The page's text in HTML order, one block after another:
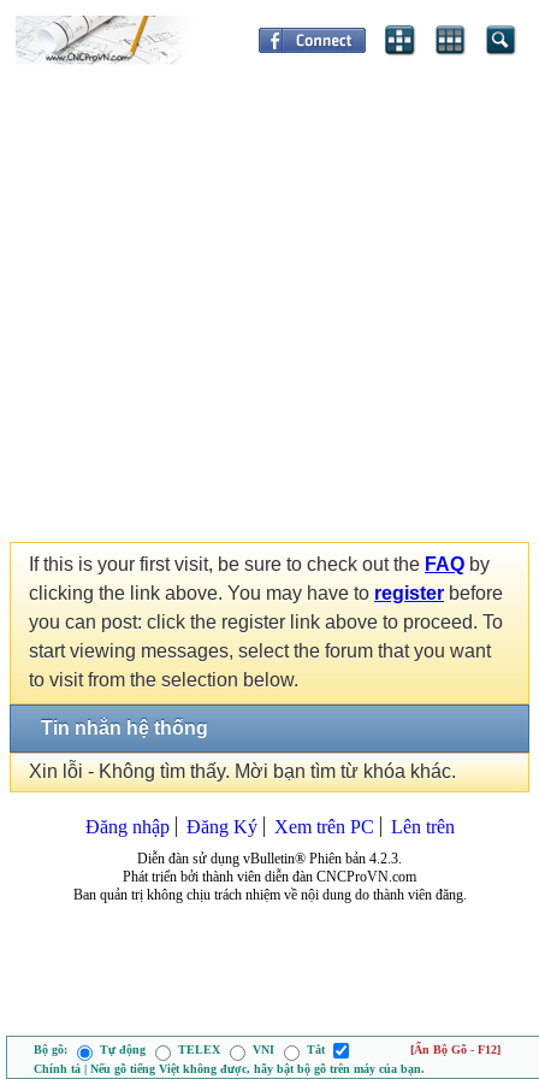
If this is your first visit, be sure to check out the FAQ by
clicking the link above. You may have to register before
you can post: click the register link above to proceed. To
start viewing messages, select the forum that you want
to visit from the selection below.
Tin nhắn hệ thống
Xin lỗi - Không tìm thấy. Mời bạn tìm từ khóa khác.
Đăng nhập Đăng Ký Xem trên PC Lên trên
Diễn đàn sử dụng vBulletin® Phiên bản 4.2.3.
Phát triển bởi thành viên diễn đàn CNCProVN.com
Ban quản trị không chịu trách nhiệm về nội dung do thành viên đăng.
Bộ gõ: Tự động TELEX VNI Tắt
[Ẩn Bộ Gõ - F12]
Chính tả | Nếu gõ tiếng Việt không được, hãy bật bộ gõ trên máy của bạn.